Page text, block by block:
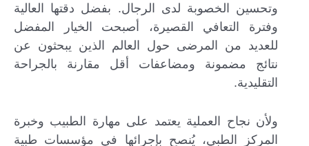
وتحسين الخصوبة لدى الرجال. بفضل دقتها العالية
وفترة التعافي القصيرة، أصبحت الخيار المفضل
للعديد من المرضى حول العالم الذين يبحثون عن
نتائج مضمونة ومضاعفات أقل مقارنة بالجراحة
التقليدية.
ولأن نجاح العملية يعتمد على مهارة الطبيب وخبرة
المركز الطبي، يُنصح بإجرائها في مؤسسات طبية